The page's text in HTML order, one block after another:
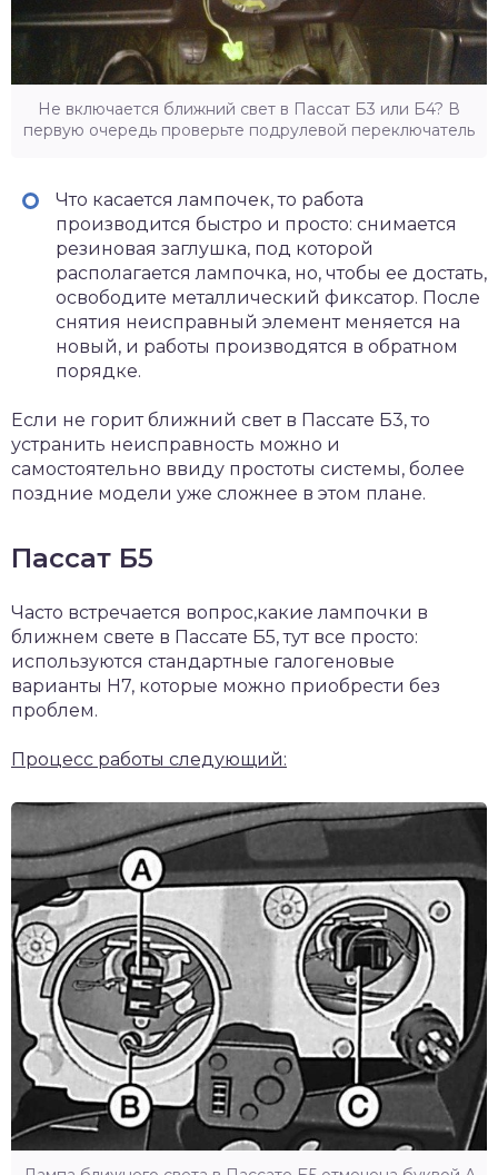
Не включается ближний свет в Пассат Б3 или Б4? В
первую очередь проверьте подрулевой переключатель
Что касается лампочек, то работа
производится быстро и просто: снимается
резиновая заглушка, под которой
располагается лампочка, но, чтобы ее достать,
освободите металлический фиксатор. После
снятия неисправный элемент меняется на
новый, и работы производятся в обратном
порядке.
Если не горит ближний свет в Пассате Б3, то
устранить неисправность можно и
самостоятельно ввиду простоты системы, более
поздние модели уже сложнее в этом плане.
Пассат Б5
Часто встречается вопрос,какие лампочки в
ближнем свете в Пассате Б5, тут все просто:
используются стандартные галогеновые
варианты Н7, которые можно приобрести без
проблем.
Процесс работы следующий: